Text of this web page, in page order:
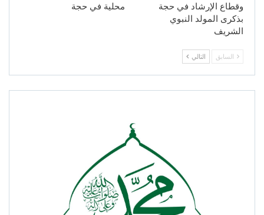
وقطاع الإرشاد في حجة
بذكرى المولد النبوي
الشريف
محلية في حجة
السابق التالي